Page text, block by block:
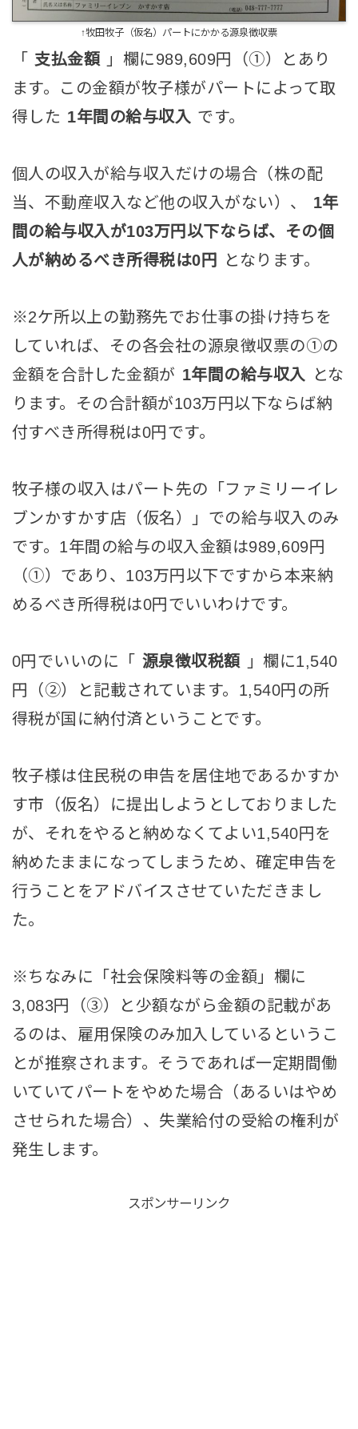
↑牧田牧子（仮名）パートにかかる源泉徴収票
「 支払金額 」欄に989,609円（①）とあり
ます。この金額が牧子様がパートによって取
得した 1年間の給与収入 です。
個人の収入が給与収入だけの場合（株の配
当、不動産収入など他の収入がない）、
1年
間の給与収入が103万円以下ならば、その個
人が納めるべき所得税は0円
となります。
※2ケ所以上の勤務先でお仕事の掛け持ちを
していれば、その各会社の源泉徴収票の①の
金額を合計した金額が 1年間の給与収入
とな
ります。その合計額が103万円以下ならば納
付すべき所得税は0円です。
牧子様の収入はパート先の「ファミリーイレ
ブンかすかす店（仮名）」での給与収入のみ
です。1年間の給与の収入金額は989,609円
（①）であり、103万円以下ですから本来納
めるべき所得税は0円でいいわけです。
0円でいいのに「 源泉徴収税額
」欄に1,540
円（②）と記載されています。1,540円の所
得税が国に納付済ということです。
牧子様は住民税の申告を居住地であるかすか
す市（仮名）に提出しようとしておりました
が、それをやると納めなくてよい1,540円を
納めたままになってしまうため、確定申告を
行うことをアドバイスさせていただきまし
た。
※ちなみに「社会保険料等の金額」欄に
3,083円（③）と少額ながら金額の記載があ
るのは、雇用保険のみ加入しているというこ
とが推察されます。そうであれば一定期間働
いていてパートをやめた場合（あるいはやめ
させられた場合）、失業給付の受給の権利が
発生します。
スポンサーリンク